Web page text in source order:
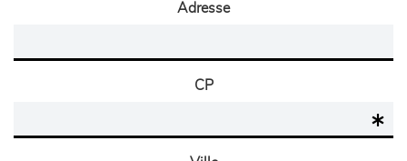
Adresse
CP